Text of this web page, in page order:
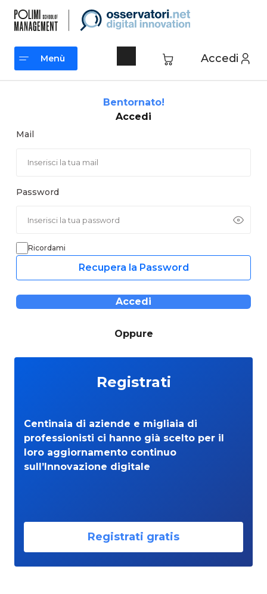
contenuto
Accedi
Menù
Bentornato!
Accedi
Mail
Password
Ricordami
Recupera la Password
Accedi
Oppure
Registrati
Centinaia di aziende e migliaia di
professionisti ci hanno già scelto per il
loro aggiornamento continuo
sull’Innovazione digitale
Registrati gratis